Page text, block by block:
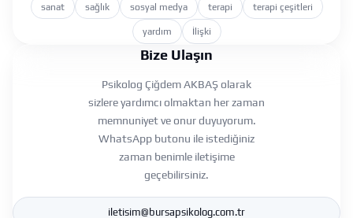
sanat sağlık sosyal medya terapi terapi çeşitleri
yardım İlişki
Bize Ulaşın
Psikolog Çiğdem AKBAŞ olarak
sizlere yardımcı olmaktan her zaman
memnuniyet ve onur duyuyorum.
WhatsApp butonu ile istediğiniz
zaman benimle iletişime
geçebilirsiniz.
iletisim@bursapsikolog.com.tr